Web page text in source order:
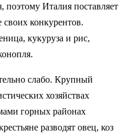
поэтому Италия поставляет
конкурентов.
кукуруза и рис,
слабо. Крупный
хозяйствах
горных районах
разводят овец, коз